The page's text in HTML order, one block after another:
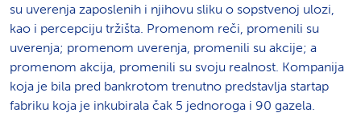
su uverenja zaposlenih i njihovu sliku o sopstvenoj ulozi,
kao i percepciju tržišta. Promenom reči, promenili su
uverenja; promenom uverenja, promenili su akcije; a
promenom akcija, promenili su svoju realnost. Kompanija
koja je bila pred bankrotom trenutno predstavlja startap
fabriku koja je inkubirala čak 5 jednoroga i 90 gazela.